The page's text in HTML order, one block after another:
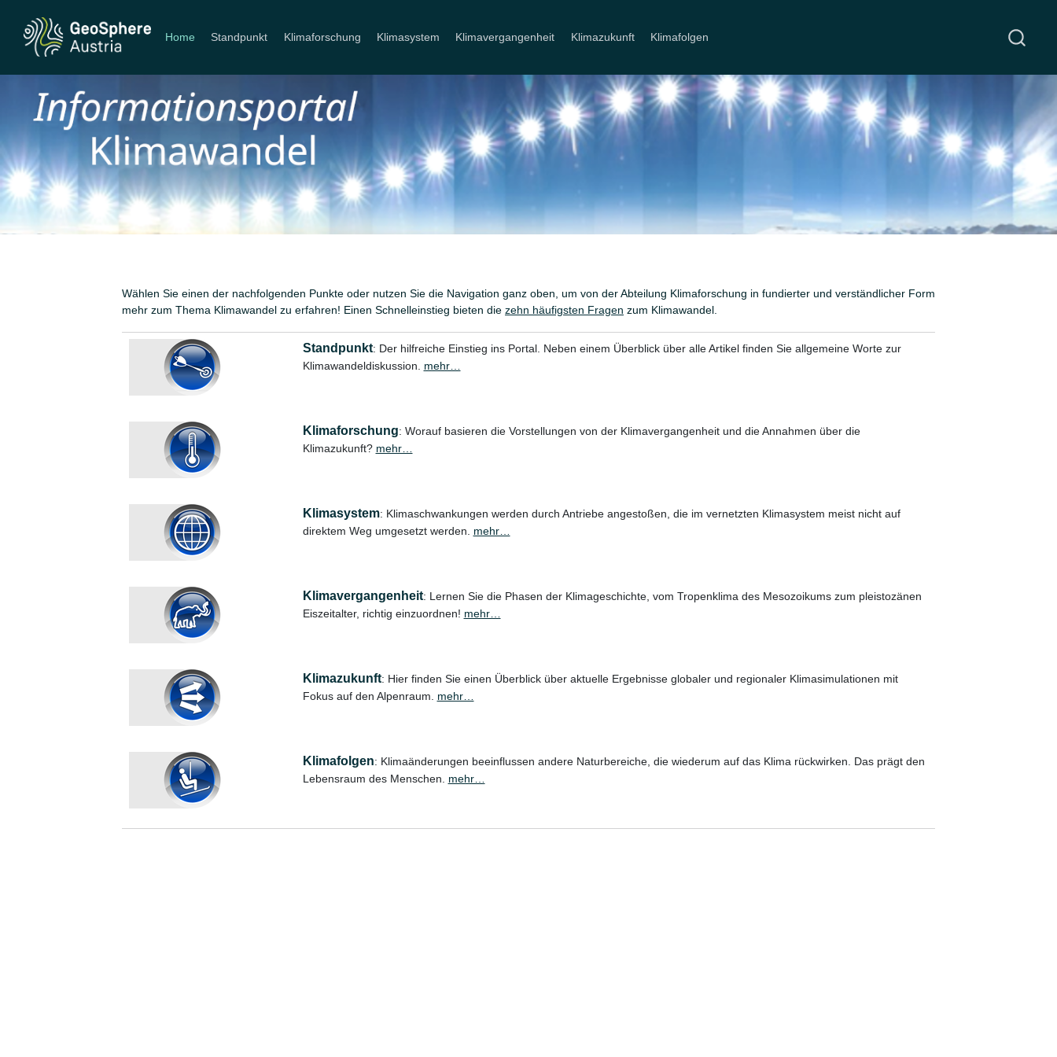
Home Standpunkt Klimaforschung Klimasystem Klimavergangenheit Klimazukunft Klimafolgen
Wählen Sie einen der nachfolgenden Punkte oder nutzen Sie die Navigation ganz oben, um von der Abteilung Klimaforschung in fundierter und verständlicher Form
mehr zum Thema Klimawandel zu erfahren! Einen Schnelleinstieg bieten die zehn häufigsten Fragen zum Klimawandel.
Standpunkt: Der hilfreiche Einstieg ins Portal. Neben einem Überblick über alle Artikel finden Sie allgemeine Worte zur
Klimawandeldiskussion. mehr…
Klimaforschung: Worauf basieren die Vorstellungen von der Klimavergangenheit und die Annahmen über die
Klimazukunft? mehr…
Klimasystem: Klimaschwankungen werden durch Antriebe angestoßen, die im vernetzten Klimasystem meist nicht auf
direktem Weg umgesetzt werden. mehr…
Klimavergangenheit: Lernen Sie die Phasen der Klimageschichte, vom Tropenklima des Mesozoikums zum pleistozänen
Eiszeitalter, richtig einzuordnen! mehr…
Klimazukunft: Hier finden Sie einen Überblick über aktuelle Ergebnisse globaler und regionaler Klimasimulationen mit
Fokus auf den Alpenraum. mehr…
Klimafolgen: Klimaänderungen beeinflussen andere Naturbereiche, die wiederum auf das Klima rückwirken. Das prägt den
Lebensraum des Menschen. mehr…